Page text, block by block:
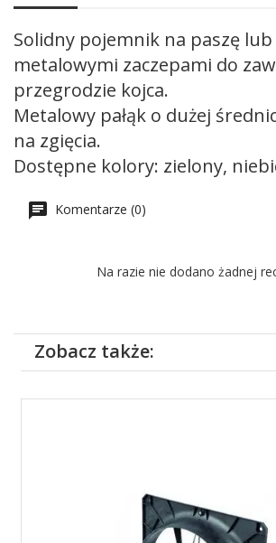
Solidny pojemnik na paszę lub
metalowymi zaczepami do
przegrodzie kojca.
Metalowy pałąk o dużej
na zgięcia.
Dostępne kolory: zielony,
Komentarze (0)
Na razie nie dodano żadnej
Zobacz także: